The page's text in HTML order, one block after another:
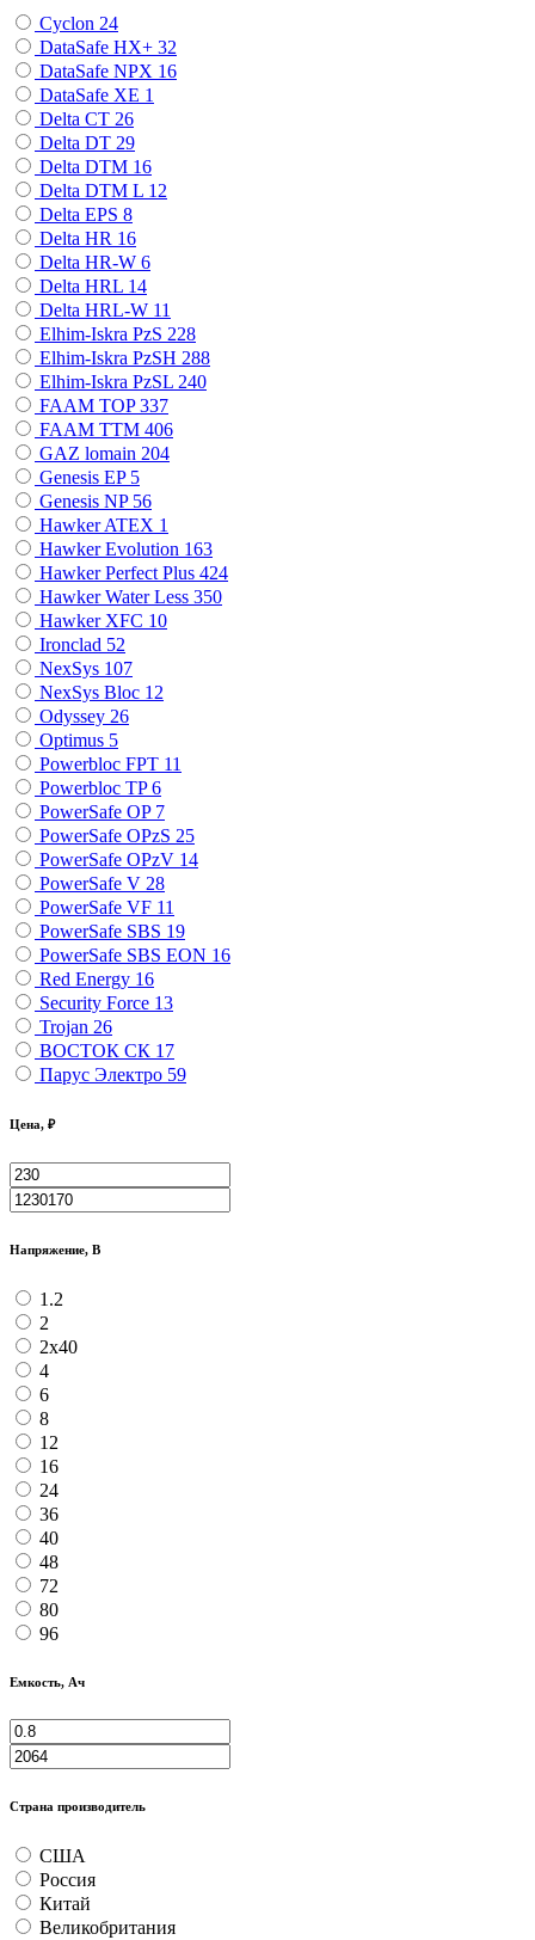
Cyclon 24
DataSafe HX+ 32
DataSafe NPX 16
DataSafe XE 1
Delta CT 26
Delta DT 29
Delta DTM 16
Delta DTM L 12
Delta EPS 8
Delta HR 16
Delta HR-W 6
Delta HRL 14
Delta HRL-W 11
Elhim-Iskra PzS 228
Elhim-Iskra PzSH 288
Elhim-Iskra PzSL 240
FAAM TOP337
FAAM TTM 406
GAZ lomain 204
Genesis EP 5
Genesis NP 56
Hawker ATEX 1
Hawker Evolution 163
Hawker Perfect Plus 424
Hawker Water Less 350
Hawker XFC 10
Ironclad 52
NexSys 107
NexSys Bloc 12
Odyssey 26
Optimus 5
Powerbloc FPT 11
Powerbloc TP6
PowerSafe OP 7
PowerSafe OPzS 25
PowerSafe OPzV 14
PowerSafe V 28
PowerSafe VF 11
PоwerSafe SBS 19
PоwerSafe SBS EON 16
Red Energy 16
Security Force 13
Trojan 26
ВОСТОК СК 17
Парус Электро 59
Цена, ₽
Напряжение, В
1.2
2
2х40
4
6
8
12
16
24
36
40
48
72
80
96
Емкость, Ач
Страна производитель
США
Россия
Китай
Великобритания